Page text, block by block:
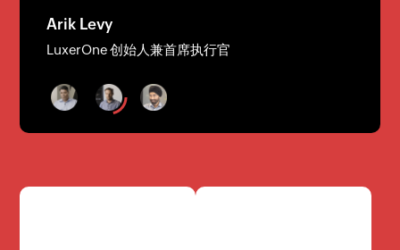
Arik Levy
LuxerOne 创始人兼首席执行官